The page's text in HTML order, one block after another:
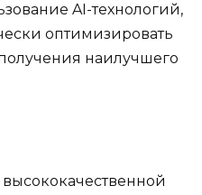
AI-технологий,
оптимизировать
наилучшего